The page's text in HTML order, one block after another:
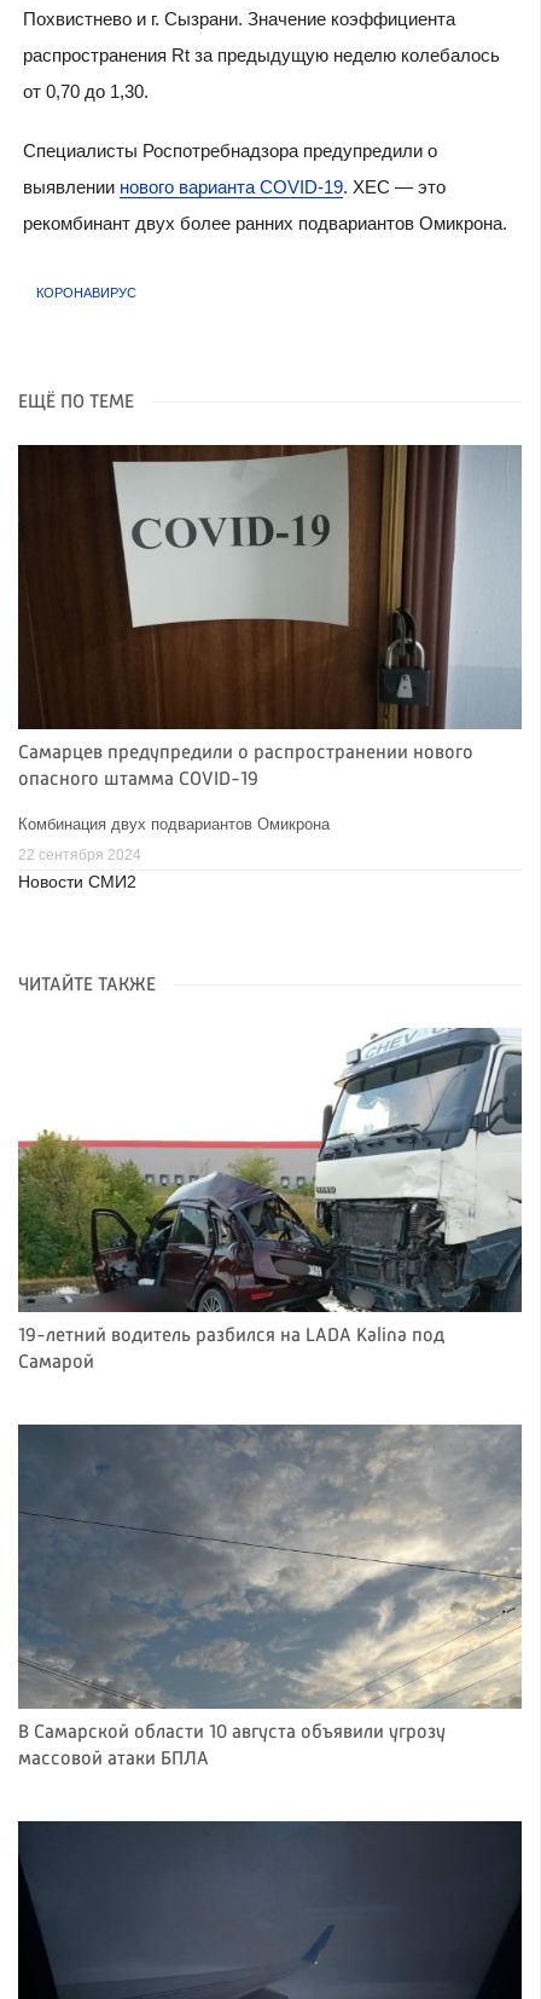
Похвистнево и г. Сызрани. Значение коэффициента
распространения Rt за предыдущую неделю колебалось
от 0,70 до 1,30.
Специалисты Роспотребнадзора предупредили о
выявлении нового варианта COVID-19. XEC — это
рекомбинант двух более ранних подвариантов Омикрона.
КОРОНАВИРУС
ЕЩЁ ПО ТЕМЕ
Самарцев предупредили о распространении нового
опасного штамма COVID-19
Комбинация двух подвариантов Омикрона
22 сентября 2024
Новости СМИ2
ЧИТАЙТЕ ТАКЖЕ
19-летний водитель разбился на LADA Kalina под
Самарой
В Самарской области 10 августа объявили угрозу
массовой атаки БПЛА